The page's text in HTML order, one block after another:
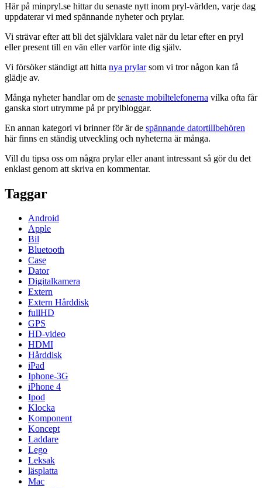
Här på minpryl.se hittar du senaste nytt inom pryl-världen, varje dag
uppdaterar vi med spännande nyheter och prylar.
Vi strävar efter att bli det självklara valet när du letar efter en pryl
eller present till en vän eller varför inte dig själv.
Vi försöker ständigt att hitta nya prylarsom vi tror någon kan få
glädje av.
Många nyheter handlar om de senaste mobiltelefonerna vilka ofta får
ganska stort utrymme på pr prylbloggar.
En annan kategori vi brinner för är de spännande datortillbehören
här finns en ständig utveckling och nyheterna är många.
Vill du tipsa oss om några prylar eller anant intressant så gör du det
enklast genom att skriva en kommentar.
Taggar
Android
Apple
Bil
Bluetooth
Case
Dator
Digitalkamera
Extern
Extern Hårddisk
fullHD
GPS
HD-video
HDMI
Hårddisk
iPad
Iphone-3G
iPhone 4
Ipod
Klocka
Komponent
Koncept
Laddare
Lego
Leksak
läsplatta
Mac